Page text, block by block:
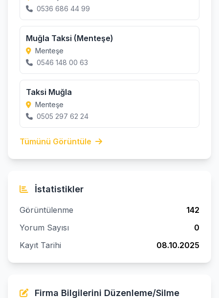
0536 686 44 99
Muğla Taksi (Menteşe)
Menteşe
0546 148 00 63
Taksi Muğla
Menteşe
0505 297 62 24
Tümünü Görüntüle
İstatistikler
Görüntülenme
142
Yorum Sayısı
0
Kayıt Tarihi
08.10.2025
Firma Bilgilerini Düzenleme/Silme